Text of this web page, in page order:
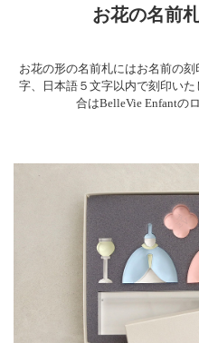
お花の名前
お花の形の名前札にはお名前の
字、日本語５文字以内で刻印い
合はBelleVie Enfantの